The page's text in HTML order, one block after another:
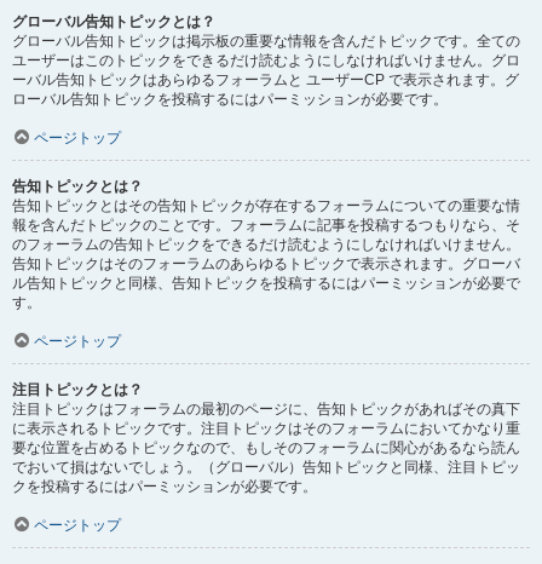
グローバル告知トピックとは？
グローバル告知トピックは掲示板の重要な情報を含んだトピックです。全ての
ユーザーはこのトピックをできるだけ読むようにしなければいけません。グロ
ーバル告知トピックはあらゆるフォーラムと ユーザーCP で表示されます。グ
ローバル告知トピックを投稿するにはパーミッションが必要です。
ページトップ
告知トピックとは？
告知トピックとはその告知トピックが存在するフォーラムについての重要な情
報を含んだトピックのことです。フォーラムに記事を投稿するつもりなら、そ
のフォーラムの告知トピックをできるだけ読むようにしなければいけません。
告知トピックはそのフォーラムのあらゆるトピックで表示されます。グローバ
ル告知トピックと同様、告知トピックを投稿するにはパーミッションが必要で
す。
ページトップ
注目トピックとは？
注目トピックはフォーラムの最初のページに、告知トピックがあればその真下
に表示されるトピックです。注目トピックはそのフォーラムにおいてかなり重
要な位置を占めるトピックなので、もしそのフォーラムに関心があるなら読ん
でおいて損はないでしょう。（グローバル）告知トピックと同様、注目トピッ
クを投稿するにはパーミッションが必要です。
ページトップ